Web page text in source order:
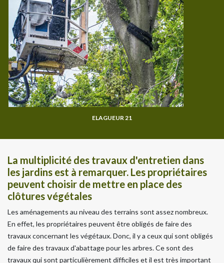
ELAGUEUR 21
La multiplicité des travaux d'entretien dans
les jardins est à remarquer. Les propriétaires
peuvent choisir de mettre en place des
clôtures végétales
Les aménagements au niveau des terrains sont assez nombreux.
En effet, les propriétaires peuvent être obligés de faire des
travaux concernant les végétaux. Donc, il y a ceux qui sont obligés
de faire des travaux d'abattage pour les arbres. Ce sont des
travaux qui sont particulièrement difficiles et il est très important